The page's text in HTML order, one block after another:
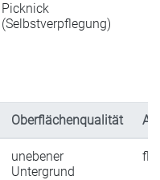
Picknick
(Selbstverpflegung)
Oberflächenqualität
unebener
Untergrund